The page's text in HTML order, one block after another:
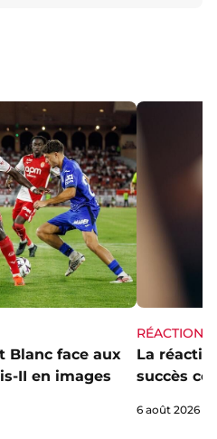
Blanc face aux
II en images
RÉACTIONS
La
succès
6 août 2026